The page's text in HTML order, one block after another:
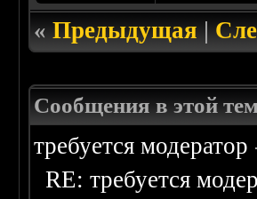
«Предыдущая|
Сообщения в этой
требуется модератор
RE: требуется